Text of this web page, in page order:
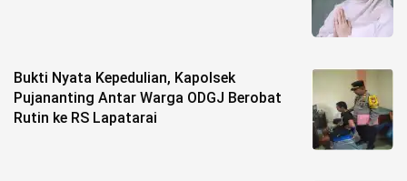
Bukti Nyata Kepedulian, Kapolsek
Pujananting Antar Warga ODGJ Berobat
Rutin ke RS Lapatarai